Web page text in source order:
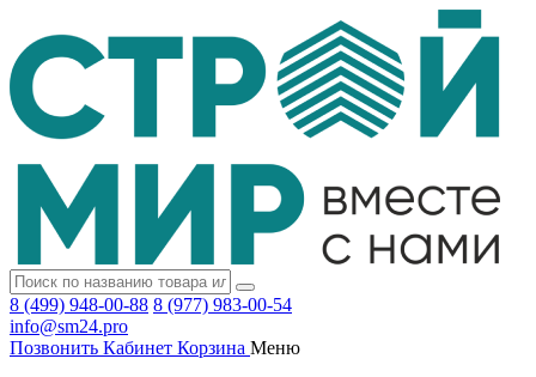
8 (499) 948-00-88 8 (977) 983-00-54
info@sm24.pro
Позвонить Кабинет Корзина Меню